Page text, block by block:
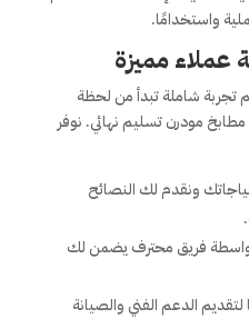
واستخدامًا.
عملاء مميزة
تجربة شاملة تبدأ من لحظة
مودرن تسليم نهائي. نوفر
ونقدم لك النصائح
فريق محترف يضمن لك
الدعم الفني والصيانة